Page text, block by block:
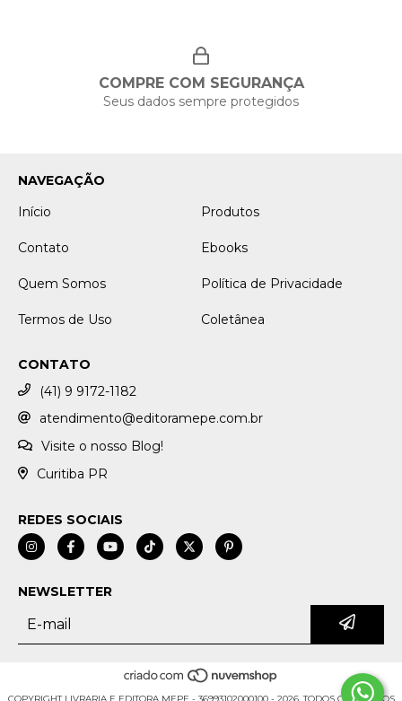
COMPRE COM SEGURANÇA
Seus dados sempre protegidos
NAVEGAÇÃO
Início
Produtos
Contato Ebooks
Quem Somos Política de Privacidade
Termos de Uso Coletânea
CONTATO
(41) 9 9172-1182
atendimento@editoramepe.com.br
Visite o nosso Blog!
Curitiba PR
REDES SOCIAIS
NEWSLETTER